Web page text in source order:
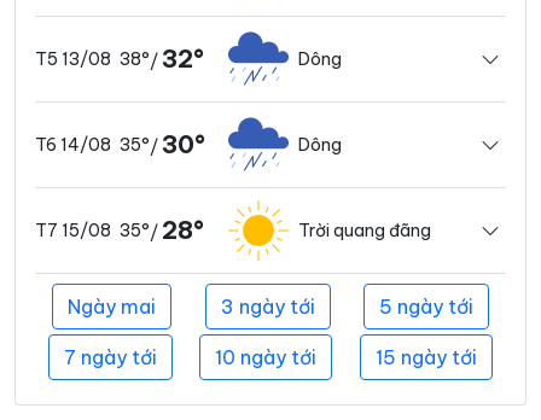
T5 13/08 38°/ 32° Dông
T6 14/08 35°/ 30° Dông
T7 15/08 35°/ 28° Trời quang đãng
Ngày mai 3 ngày tới 5 ngày tới
7 ngày tới 10 ngày tới 15 ngày tới